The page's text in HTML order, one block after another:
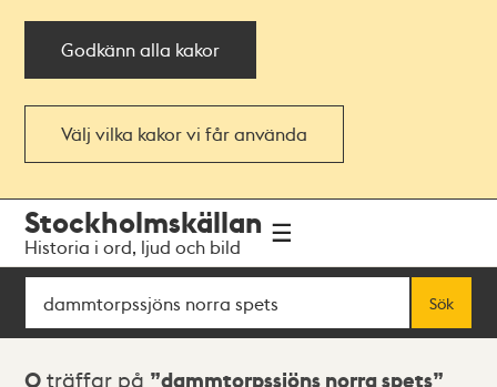
Godkänn alla kakor
Välj vilka kakor vi får använda
navigationen
huvudinnehållet
Stockholmskällan
Historia i ord, ljud och bild
Sök
Sök
Sökresultat
0 träffar på dammtorpssjöns norra spets